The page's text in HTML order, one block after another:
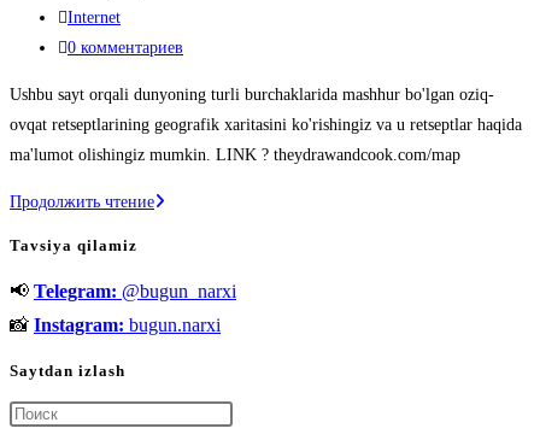
опубликована:
Рубрика
записи:
Internet
Комментарии
записи:
0 комментариев
Ushbu sayt orqali dunyoning turli burchaklarida mashhur bo'lgan oziq-
ovqat retseptlarining geografik xaritasini ko'rishingiz va u retseptlar haqida
ma'lumot olishingiz mumkin. LINK ? theydrawandcook.com/map
Продолжить чтениеOziq-
geografik
xaritasi
Tavsiya qilamiz
📢 Telegram: @bugun_narxi
📸 Instagram: bugun.narxi
Saytdan izlash